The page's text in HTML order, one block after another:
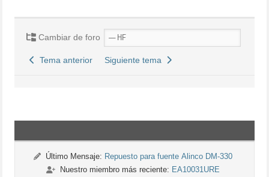
Cambiar de foro
Tema anterior Siguiente tema
Último Mensaje: Repuesto para fuente Alinco DM-330
Nuestro miembro más reciente: EA10031URE